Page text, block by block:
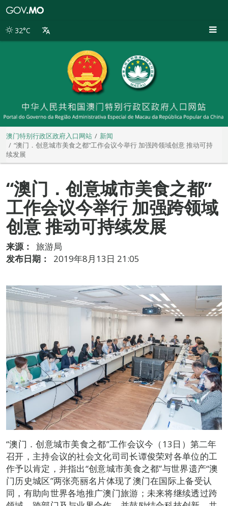
别
32°C
澳门特别行政区政府入口网站
新闻
“澳门．创意城市美食之都”工作会议今举行 加强跨领域创意 推动可持
续发展
“澳门．创意城市美食之都”
工作会议今举行 加强跨领域
创意 推动可持续发展
来源：
旅游局
发布日期：
2019年8月13日 21:05
“澳门．创意城市美食之都”工作会议今（13日）第二年
召开，主持会议的社会文化司司长谭俊荣对各单位的工
作予以肯定，并指出“创意城市美食之都”与世界遗产“澳
门历史城区”两张亮丽名片体现了澳门在国际上备受认
同，有助向世界各地推广澳门旅游；未来将继续透过跨